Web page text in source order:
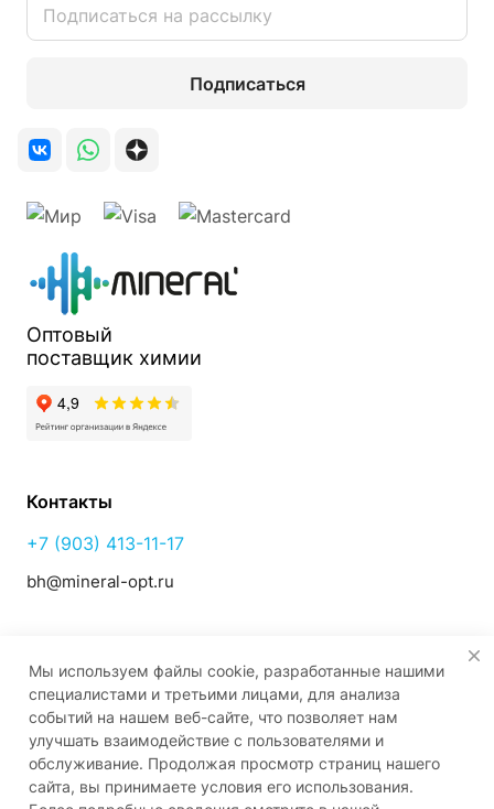
Подписаться
Оптовый
поставщик химии
Контакты
+7 (903) 413-11-17
bh@mineral-opt.ru
г. Георгиевск,
ул. Октябрьская № 151
© 2026 Все права защищены
Мы используем файлы cookie, разработанные нашими
специалистами и третьими лицами, для анализа
событий на нашем веб-сайте, что позволяет нам
улучшать взаимодействие с пользователями и
обслуживание. Продолжая просмотр страниц нашего
сайта, вы принимаете условия его использования.